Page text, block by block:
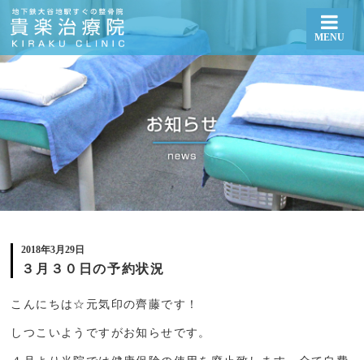
３月３０日の予約状況 | 札幌厚別区大谷地で整体・骨盤矯正なら貴楽治療院
MENU
2018年3月29日
３月３０日の予約状況
こんにちは☆元気印の齊藤です！
しつこいようですがお知らせです。